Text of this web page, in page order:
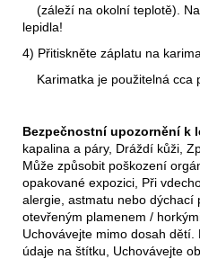
(záleží na okolní teplotě).
lepidla!
4) Přitiskněte záplatu na
Karimatka je použitelná cca
Bezpečnostní upozornění k
kapalina a páry, Dráždí kůži,
Může způsobit poškození
opakované expozici, Při
alergie, astmatu nebo dýchací
otevřeným plamenem /
Uchovávejte mimo dosah
údaje na štítku, Uchovávejte